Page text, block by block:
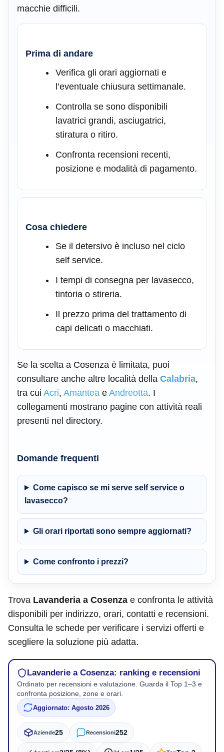
macchie difficili.
Prima di andare
Verifica gli orari aggiornati e
l’eventuale chiusura settimanale.
Controlla se sono disponibili
lavatrici grandi, asciugatrici,
stiratura o ritiro.
Confronta recensioni recenti,
posizione e modalità di pagamento.
Cosa chiedere
Se il detersivo è incluso nel ciclo
self service.
I tempi di consegna per lavasecco,
tintoria o stireria.
Il prezzo prima del trattamento di
capi delicati o macchiati.
Se la scelta a Cosenza è limitata, puoi
consultare anche altre località della Calabria,
tra cui Acri, Amantea e Andreotta. I
collegamenti mostrano pagine con attività reali
presenti nel directory.
Domande frequenti
Come capisco se mi serve self service o
lavasecco?
Gli orari riportati sono sempre aggiornati?
Come confronto i prezzi?
Trova Lavanderia a Cosenza e confronta le attività
disponibili per indirizzo, orari, contatti e recensioni.
Consulta le schede per verificare i servizi offerti e
scegliere la soluzione più adatta.
Lavanderie a Cosenza: ranking e recensioni
Ordinato per recensioni e valutazione. Guarda il Top 1–3 e
confronta posizione, zone e orari.
Aggiornato: Agosto 2026
Aziende25 Recensioni252